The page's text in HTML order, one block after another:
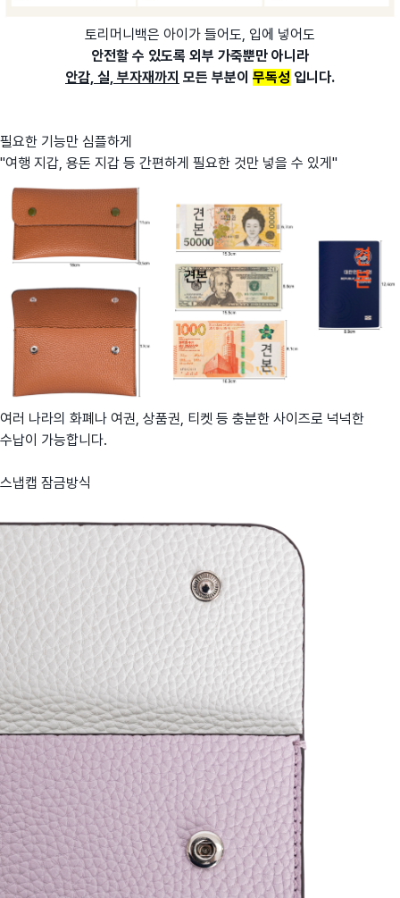
토리머니백은 아이가 들어도, 입에 넣어도
안전할 수 있도록 외부 가죽뿐만 아니라
안감, 실, 부자재까지 모든 부분이 무독성 입니다.
필요한 기능만 심플하게
"여행 지갑, 용돈 지갑 등 간편하게 필요한 것만 넣을 수 있게"
여러 나라의 화폐나 여권, 상품권, 티켓 등 충분한 사이즈로 넉넉한
수납이 가능합니다.
스냅캡 잠금방식